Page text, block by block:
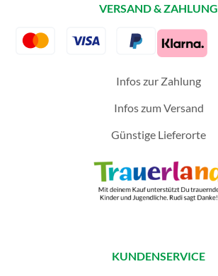
VERSAND & ZAHLUNG
Infos zur Zahlung
Infos zum Versand
Günstige Lieferorte
KUNDENSERVICE